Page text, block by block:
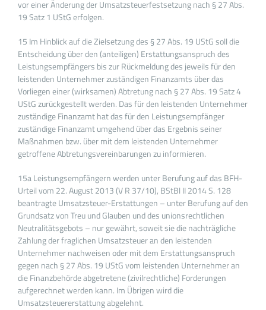
vor einer Änderung der Umsatzsteuerfestsetzung nach § 27 Abs.
19 Satz 1 UStG erfolgen.
15 Im Hinblick auf die Zielsetzung des § 27 Abs. 19 UStG soll die
Entscheidung über den (anteiligen) Erstattungsanspruch des
Leistungsempfängers bis zur Rückmeldung des jeweils für den
leistenden Unternehmer zuständigen Finanzamts über das
Vorliegen einer (wirksamen) Abtretung nach § 27 Abs. 19 Satz 4
UStG zurückgestellt werden. Das für den leistenden Unternehmer
zuständige Finanzamt hat das für den Leistungsempfänger
zuständige Finanzamt umgehend über das Ergebnis seiner
Maßnahmen bzw. über mit dem leistenden Unternehmer
getroffene Abtretungsvereinbarungen zu informieren.
15a Leistungsempfängern werden unter Berufung auf das BFH-
Urteil vom 22. August 2013 (V R 37/10), BStBl II 2014 S. 128
beantragte Umsatzsteuer-Erstattungen – unter Berufung auf den
Grundsatz von Treu und Glauben und des unionsrechtlichen
Neutralitätsgebots – nur gewährt, soweit sie die nachträgliche
Zahlung der fraglichen Umsatzsteuer an den leistenden
Unternehmer nachweisen oder mit dem Erstattungsanspruch
gegen nach § 27 Abs. 19 UStG vom leistenden Unternehmer an
die Finanzbehörde abgetretene (zivilrechtliche) Forderungen
aufgerechnet werden kann. Im Übrigen wird die
Umsatzsteuererstattung abgelehnt.